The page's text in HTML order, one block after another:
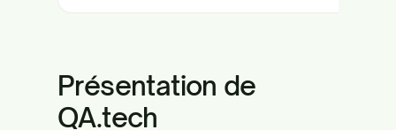
Présentation de
QA.tech